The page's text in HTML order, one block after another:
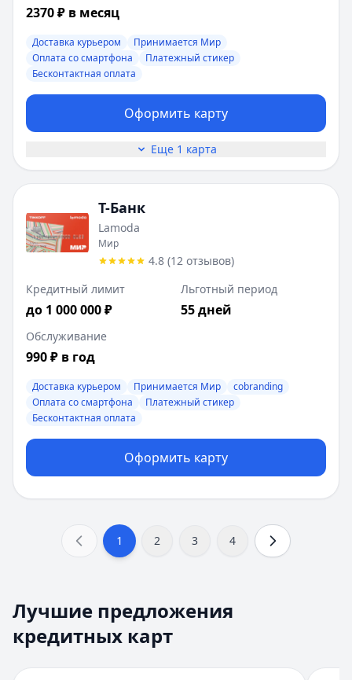
2370 ₽ в месяц
Доставка курьером
Принимается Мир
Оплата со смартфона
Платежный стикер
Бесконтактная оплата
Оформить карту
Еще 1 карта
Т-Банк
Lamoda
Мир
4.8 (12 отзывов)
Кредитный лимит
до 1 000 000 ₽
Льготный период
55 дней
Обслуживание
990 ₽ в год
Доставка курьером Принимается Мир
cobranding
Оплата со смартфона
Платежный стикер
Бесконтактная оплата
Оформить карту
1 2 3 4
Кредитная карта 180 дней без %отБанк ПСБ
Рейтинг банка:4.7из 5 звезд
Максимальный лимит:1 000 000 ₽
Лучшие предложения
кредитных карт